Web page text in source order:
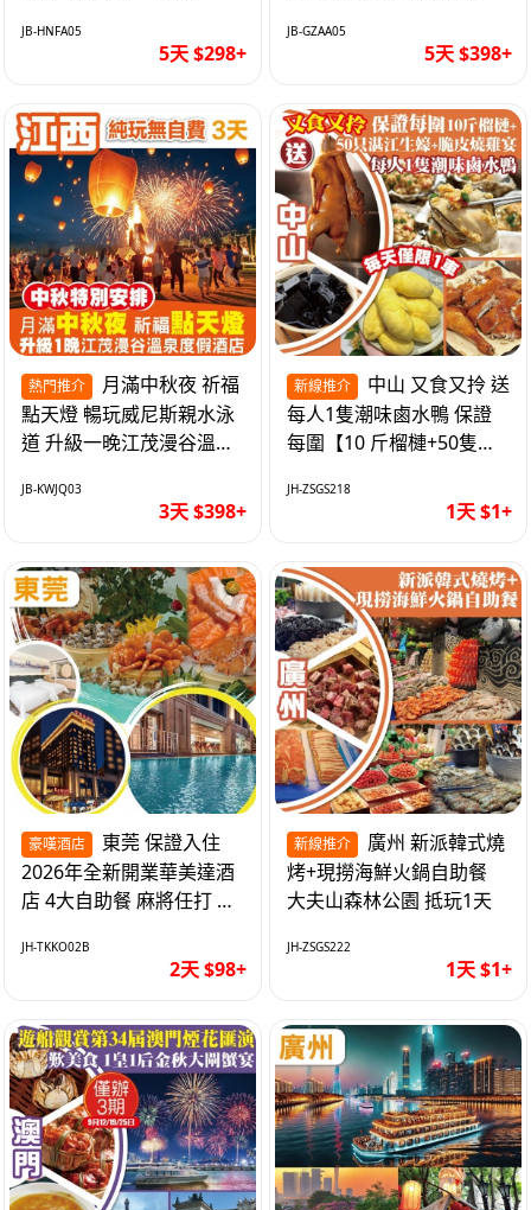
巴士5天
JB-HNFA05
5天 $298+
天
JB-GZAA05
5天 $398+
熱門推介
點天燈 暢玩威尼斯親水泳
道 升級一晚江茂漫谷溫泉
純玩3天
JB-KWJQ03
3天 $398+
新線推介
每人1隻潮味鹵水鴨 保證
每圍【10 斤榴槤+50隻湛
1天
JH-ZSGS218
1天 $1+
豪嘆酒店
2026年全新開業華美達酒
店 4大自助餐 麻將任打 抵
JH-TKKO02B
2天 $98+
新線推介
烤+現撈海鮮火鍋自助餐
大夫山森林公園 抵玩1天
JH-ZSGS222
1天 $1+